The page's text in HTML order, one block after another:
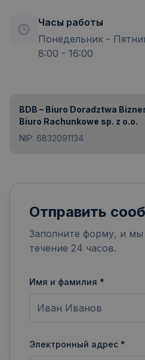
Часы работы
Понедельник -
8:00 - 16:00
BDB – Biuro Doradztwa
Biuro Rachunkowe sp. z o.o.
NIP: 6832091134
Отправить
Заполните форму, и
течение 24 часов.
Имя и фамилия *
Электронный адрес *